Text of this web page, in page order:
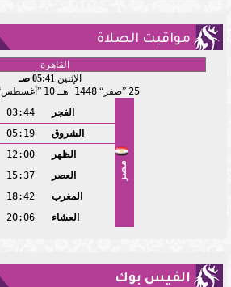
مواقيت الصلاة
الإثنين 05:41 صـ
25 صفر 1448 هـ 10 أغسطس
مصر
الفجر
03:44
الشروق
05:19
الظهر
12:00
العصر
15:37
المغرب
18:42
العشاء
20:06
الفيس بوك